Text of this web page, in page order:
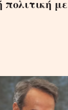
πολιτική